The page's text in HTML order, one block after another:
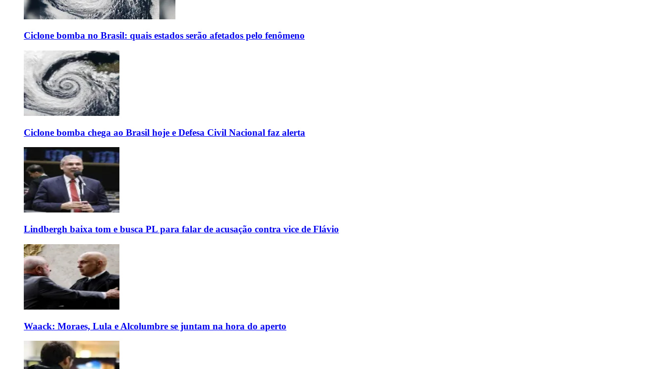
Ciclone bomba no Brasil: quais estados serão afetados pelo fenômeno
Ciclone bomba chega ao Brasil hoje e Defesa Civil Nacional faz alerta
Lindbergh baixa tom e busca PL para falar de acusação contra vice de Flávio
Waack: Moraes, Lula e Alcolumbre se juntam na hora do aperto